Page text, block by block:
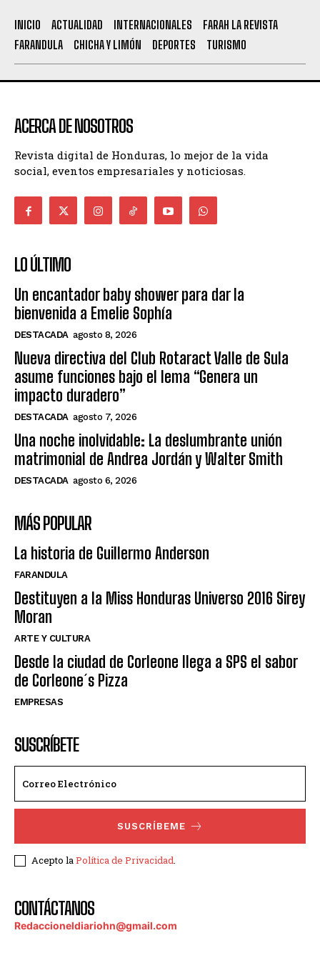
INICIO ACTUALIDAD INTERNACIONALES
FARAH LA REVISTA
FARANDULA
CHICHA Y LIMÓN DEPORTES TURISMO
ACERCA DE NOSOTROS
Revista digital de Honduras, lo mejor de la vida
social, eventos empresariales y noticiosas.
LO ÚLTIMO
Un encantador baby shower para dar la
bienvenida a Emelie Sophía
DESTACADA agosto 8, 2026
Nueva directiva del Club Rotaract Valle de Sula
asume funciones bajo el lema “Genera un
impacto duradero”
DESTACADA agosto 7, 2026
Una noche inolvidable: La deslumbrante unión
matrimonial de Andrea Jordán y Walter Smith
DESTACADA agosto 6, 2026
MÁS POPULAR
La historia de Guillermo Anderson
FARANDULA
Destituyen a la Miss Honduras Universo 2016 Sirey
Moran
ARTE Y CULTURA
Desde la ciudad de Corleone llega a SPS el sabor
de Corleone´s Pizza
EMPRESAS
SUSCRÍBETE
SUSCRÍBEME
Acepto laPolítica de Privacidad.
CONTÁCTANOS
Redaccioneldiariohn@gmail.com